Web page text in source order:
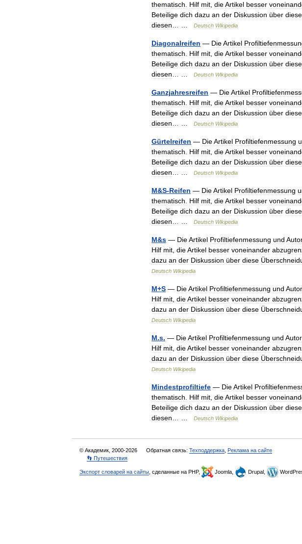
thematisch
Hilf mit dieArtikel besser
Beteilige dich dazu an der Diskussion über diese
diesen
Deutsch Wikipedia
Diagonalreifen — DieArtikel
thematisch
Hilf mit dieArtikel besser
Beteilige dich dazu an der Diskussion über diese
diesen
Deutsch Wikipedia
Ganzjahresreifen — DieArtikel
thematisch
Hilf mit dieArtikel besser
Beteilige dich dazu an der Diskussion über diese
diesen
Deutsch Wikipedia
Gürtelreifen — DieArtikel Profiltiefenmessung
thematisch
Hilf mit dieArtikel besser
Beteilige dich dazu an der Diskussion über diese
diesen
Deutsch Wikipedia
M&S-Reifen — DieArtikel Profiltiefenmessung
thematisch
Hilf mit dieArtikel besser
Beteilige dich dazu an der Diskussion über diese
diesen
Deutsch Wikipedia
M&s — DieArtikel Profiltiefenmessung und
Hilf mit dieArtikel besser voneinander
dazu an der Diskussion über diese
Deutsch Wikipedia
M+S — DieArtikel Profiltiefenmessung und
Hilf mit dieArtikel besser voneinander
dazu an der Diskussion über diese
Deutsch Wikipedia
M.s. — DieArtikel Profiltiefenmessung und
Hilf mit dieArtikel besser voneinander
dazu an der Diskussion über diese
Deutsch Wikipedia
Mindestprofiltiefe — DieArtikel
thematisch
Hilf mit dieArtikel besser
Beteilige dich dazu an der Diskussion über diese
diesen
Deutsch Wikipedia
© Академик, 2000-2026 Обратная связь: Техподдержка Реклама на сайте
👣 Путешествия
Экспорт словарей на сайты , сделанные на PHP, Joomla, Drupal,